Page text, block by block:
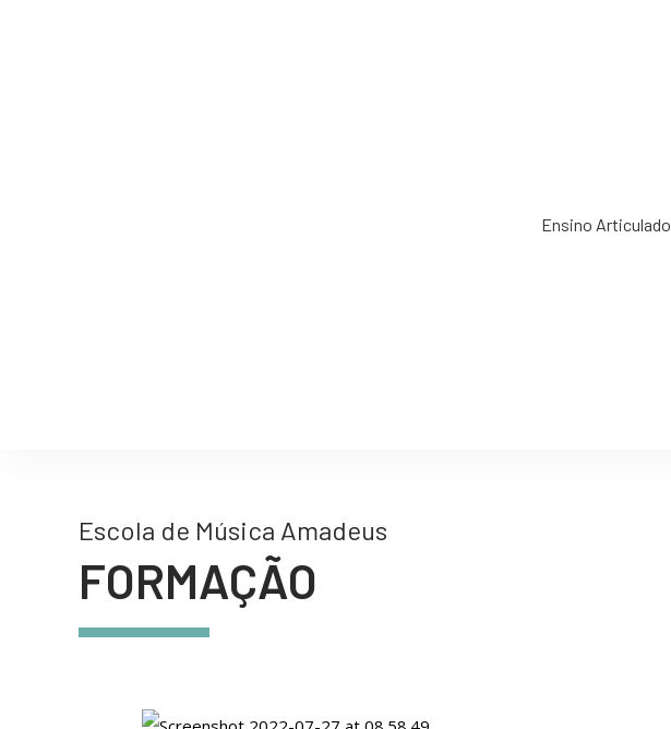
Ensino Articulado
Escola de Música Amadeus
FORMAÇÃO